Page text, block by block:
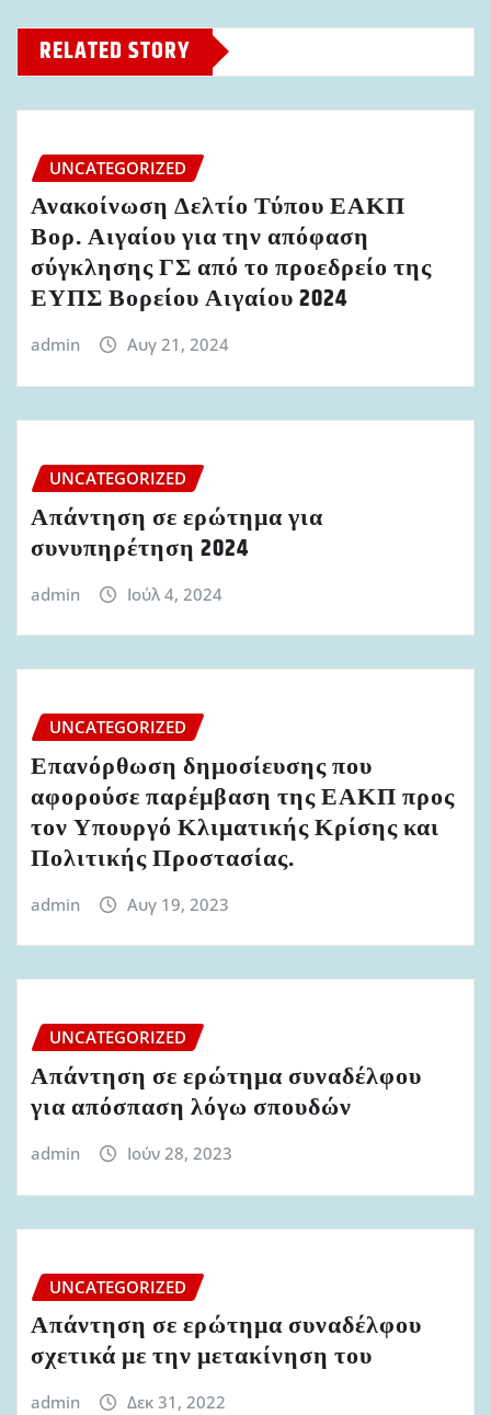
RELATED STORY
UNCATEGORIZED
Ανακοίνωση Δελτίο Τύπου ΕΑΚΠ
Βορ. Αιγαίου για την απόφαση
σύγκλησης ΓΣ από το προεδρείο της
ΕΥΠΣ Βορείου Αιγαίου 2024
admin Αυγ 21, 2024
UNCATEGORIZED
Απάντηση σε ερώτημα για
συνυπηρέτηση 2024
admin Ιούλ 4, 2024
UNCATEGORIZED
Επανόρθωση δημοσίευσης που
αφορούσε παρέμβαση της ΕΑΚΠ προς
τον Υπουργό Κλιματικής Κρίσης και
Πολιτικής Προστασίας.
admin Αυγ 19, 2023
UNCATEGORIZED
Απάντηση σε ερώτημα συναδέλφου
για απόσπαση λόγω σπουδών
admin Ιούν 28, 2023
UNCATEGORIZED
Απάντηση σε ερώτημα συναδέλφου
σχετικά με την μετακίνηση του
admin Δεκ 31, 2022